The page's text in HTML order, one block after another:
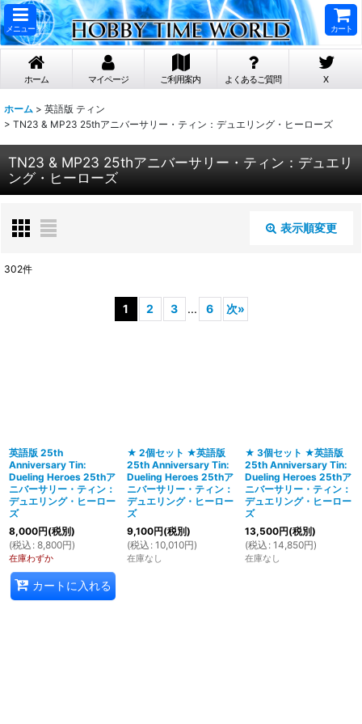
メニュー カート
ホーム マイページ ご利用案内 よくあるご質問 X
ホーム > 英語版 ティン
> TN23 & MP23 25thアニバーサリー・ティン：デュエリング・ヒーローズ
TN23 & MP23 25thアニバーサリー・ティン：デュエリ
ング・ヒーローズ
表示順変更
302件
1 2 3 ... 6 次»
英語版 25th
Anniversary Tin:
Dueling Heroes 25thア
ニバーサリー・ティン：
デュエリング・ヒーロー
ズ
8,000円(税別)
(税込 : 8,800円)
在庫わずか
カートに入れる
★ 2個セット ★英語版
25th Anniversary Tin:
Dueling Heroes 25thア
ニバーサリー・ティン：
デュエリング・ヒーロー
ズ
9,100円(税別)
(税込 : 10,010円)
在庫なし
★ 3個セット ★英語版
25th Anniversary Tin:
Dueling Heroes 25thア
ニバーサリー・ティン：
デュエリング・ヒーロー
ズ
13,500円(税別)
(税込 : 14,850円)
在庫なし